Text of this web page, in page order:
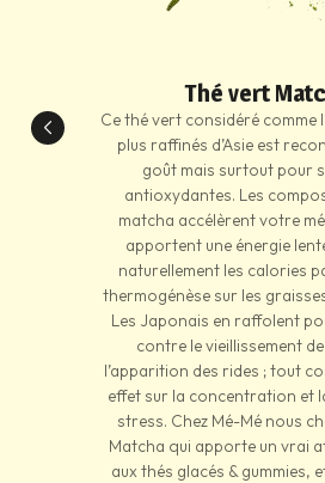
Thé vert
Ce thé vert considéré comme
plus raffinés d’Asie est
goût mais surtout pour
antioxydantes. Les
matcha accélèrent votre
apportent une énergie
naturellement les calories
thermogénèse sur les
Les Japonais en raffolent
contre le vieillissement
l’apparition des rides ; tout
effet sur la concentration et
stress. Chez Mé-Mé nous
Matcha qui apporte un vrai
aux thés glacés & gummies,